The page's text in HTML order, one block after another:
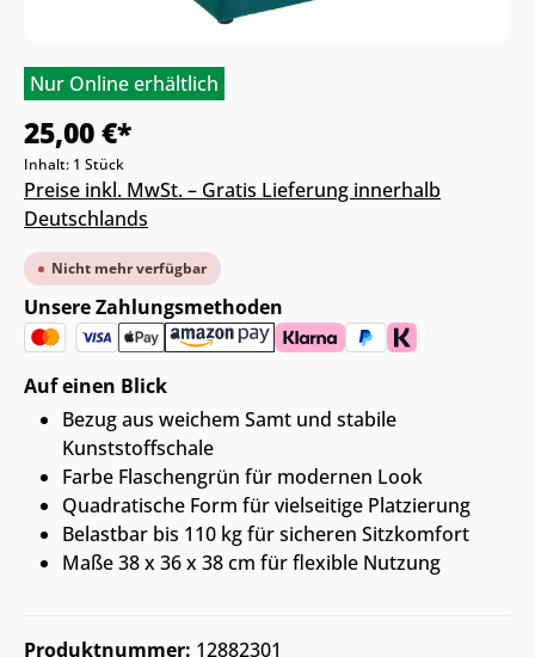
Nur Online erhältlich
25,00 €*
Inhalt: 1 Stück
Preise inkl. MwSt. – Gratis Lieferung innerhalb
Deutschlands
Nicht mehr verfügbar
Unsere Zahlungsmethoden
Auf einen Blick
Bezug aus weichem Samt und stabile
Kunststoffschale
Farbe Flaschengrün für modernen Look
Quadratische Form für vielseitige Platzierung
Belastbar bis 110 kg für sicheren Sitzkomfort
Maße 38 x 36 x 38 cm für flexible Nutzung
Produktnummer: 12882301